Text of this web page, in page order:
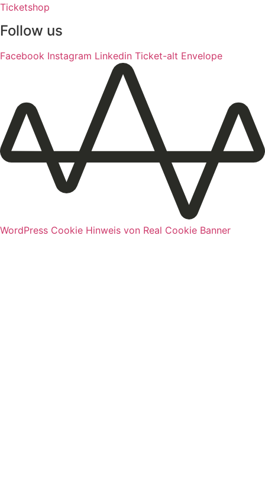
Ticketshop
Follow us
Facebook Instagram Linkedin Ticket-alt Envelope
WordPress Cookie Hinweis von Real Cookie Banner